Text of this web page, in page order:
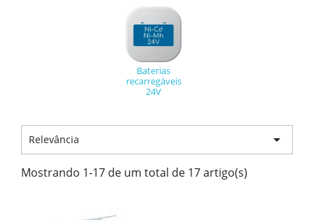
Baterias
recarregáveis
24V
Relevância 
Mostrando 1-17 de um total de 17 artigo(s)